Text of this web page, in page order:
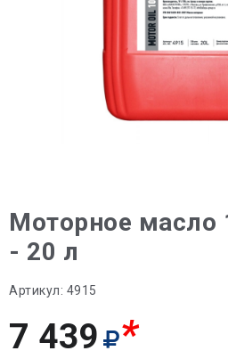
Моторное масло
- 20 л
Артикул: 4915
7 439 *